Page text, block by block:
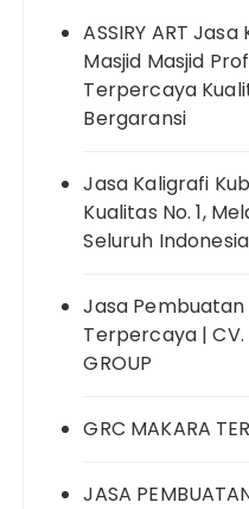
ASSIRY ART
Masjid Masjid
Terpercaya
Bergaransi
Jasa Kaligrafi
Kualitas No. 1,
Seluruh Indonesia
Jasa
Terpercaya | CV.
GROUP
GRC MAKARA
JASA